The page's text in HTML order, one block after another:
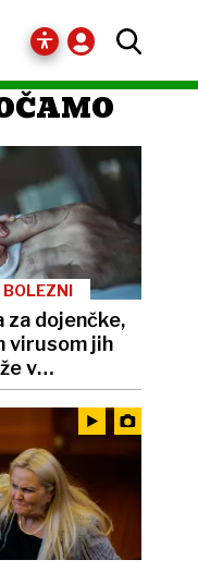
za dojenčke,
virusom jih
v